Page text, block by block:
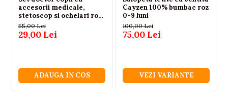
accesorii medicale,
stetoscop si ochelari roz
3+ ani
55,00 Lei
29,00 Lei
ADAUGA IN COS
Cayzen 100% bumbac roz
0-9 luni
100,00 Lei
75,00 Lei
VEZI VARIANTE